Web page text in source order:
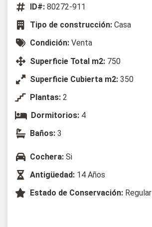
ID#: 80272-911
Tipo de construcción: Casa
Condición: Venta
Superficie Total m2: 750
Superficie Cubierta m2: 350
Plantas: 2
Dormitorios: 4
Baños: 3
Cochera: Si
Antigüedad: 14 Años
Estado de Conservación: Regular